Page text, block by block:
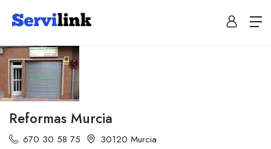
Reformas Murcia
670 30 58 75 30120 Murcia